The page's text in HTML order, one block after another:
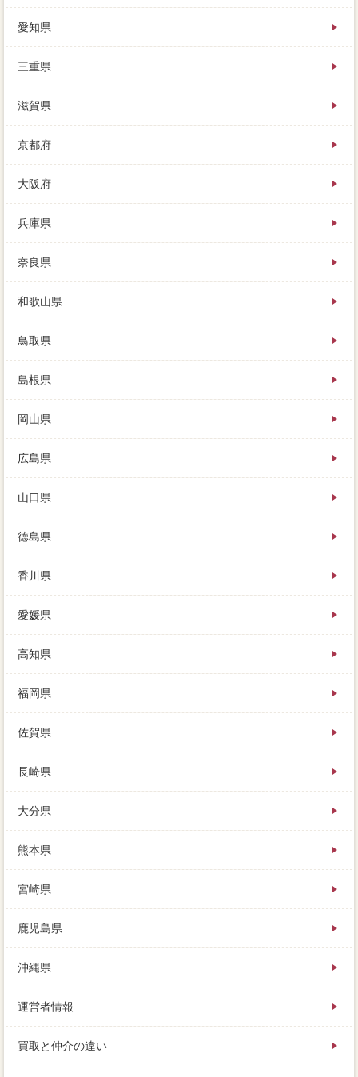
愛知県
三重県
滋賀県
京都府
大阪府
兵庫県
奈良県
和歌山県
鳥取県
島根県
岡山県
広島県
山口県
徳島県
香川県
愛媛県
高知県
福岡県
佐賀県
長崎県
大分県
熊本県
宮崎県
鹿児島県
沖縄県
運営者情報
買取と仲介の違い